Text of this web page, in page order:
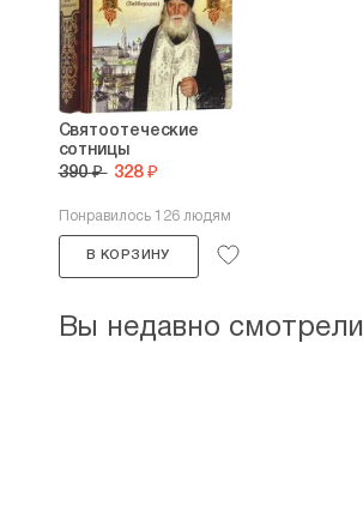
Святоотеческие
сотницы
390 ₽ 328 ₽
Понравилось 126 людям
В КОРЗИНУ
Вы недавно смотрели